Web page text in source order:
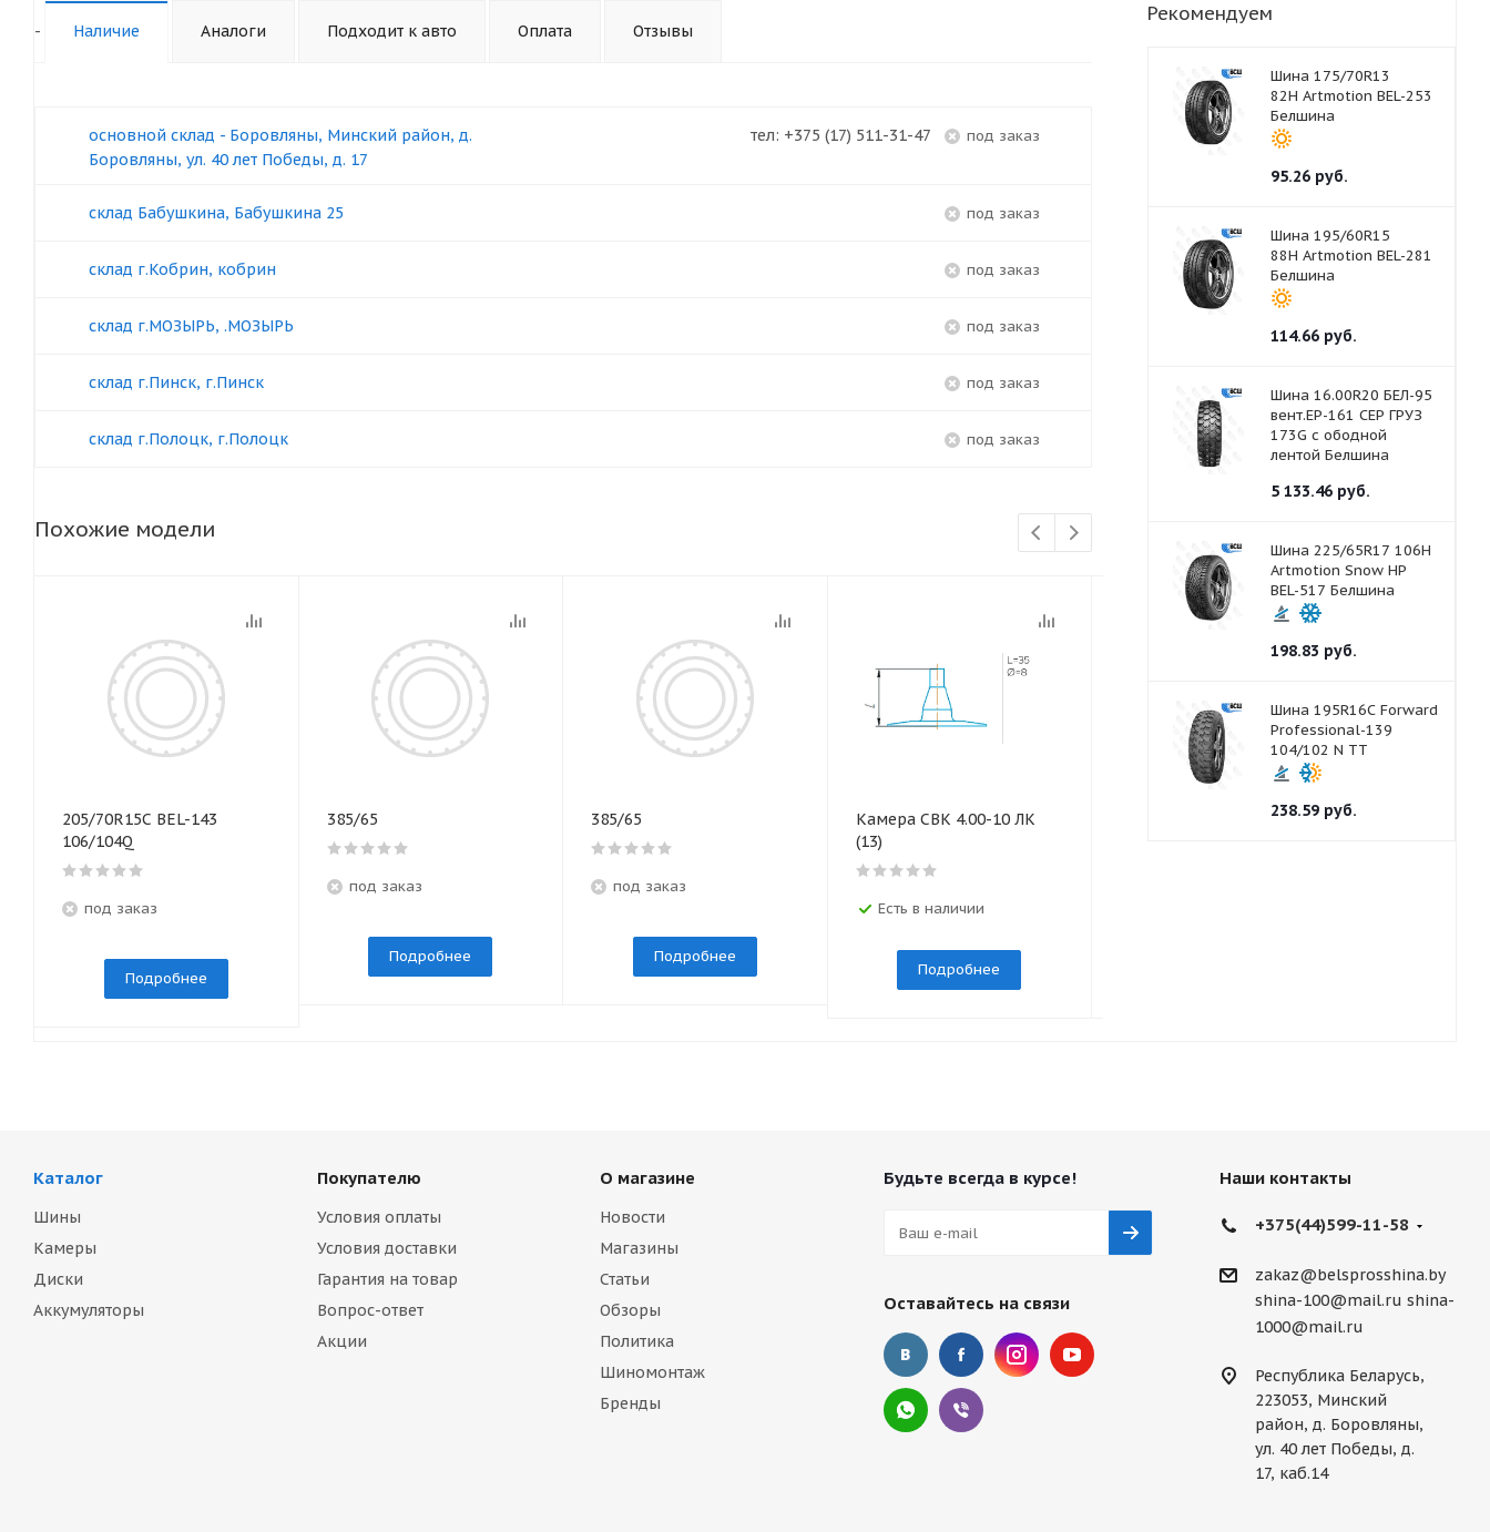
- Наличие Аналоги Подходит к авто Оплата Отзывы
тел: +375 (17) 511-31-47 под заказ
основной склад - Боровляны, Минский район, д.
Боровляны, ул. 40 лет Победы, д. 17
под заказ
склад Бабушкина, Бабушкина 25
под заказ
склад г.Кобрин, кобрин
под заказ
склад г.МОЗЫРЬ, .МОЗЫРЬ
под заказ
склад г.Пинск, г.Пинск
под заказ
склад г.Полоцк, г.Полоцк
Похожие модели
205/70R15C BEL-143
106/104Q
под заказ
Подробнее
385/65
под заказ
Подробнее
385/65
под заказ
Подробнее
Камера СВК 4.00-10 ЛК
(13)
Есть в наличии
Подробнее
Ободная лента 6.70-20 сер
Рекомендуем
Шина 175/70R13
82H Artmotion BEL-253
Белшина
95.26 руб.
Шина 195/60R15
88H Artmotion BEL-281
Белшина
114.66 руб.
Шина 16.00R20 БЕЛ-95
вент.ЕР-161 СЕР ГРУЗ
173G с ободной
лентой Белшина
5 133.46 руб.
Шина 225/65R17 106H
Artmotion Snow HP
BEL-517 Белшина
198.83 руб.
Шина 195R16С Forward
Professional-139
104/102 N TT
238.59 руб.
Каталог
Шины
Камеры
Диски
Аккумуляторы
Покупателю
Условия оплаты
Условия доставки
Гарантия на товар
Вопрос-ответ
Акции
О магазине
Новости
Магазины
Статьи
Обзоры
Политика
Шиномонтаж
Бренды
Будьте всегда в курсе!
Оставайтесь на связи
Наши контакты
+375(44)599-11-58
zakaz@belsprosshina.by
shina-100@mail.ru shina-
1000@mail.ru
Республика Беларусь,
223053, Минский
район, д. Боровляны,
ул. 40 лет Победы, д.
17, каб.14